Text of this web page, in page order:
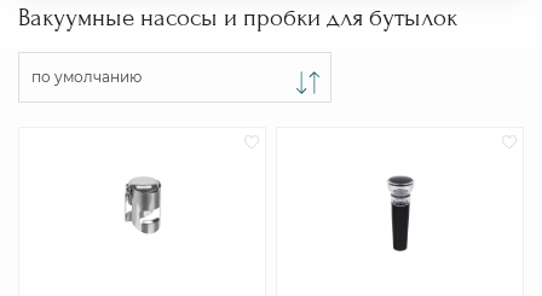
Вакуумные насосы и пробки для бутылок
по умолчанию